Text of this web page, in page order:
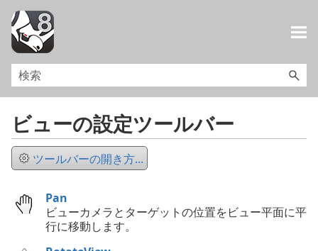
ビューの設定ツールバー
ツールバーの開き方...
Pan
ビューカメラとターゲットの位置をビュー平面に平
行に移動します。